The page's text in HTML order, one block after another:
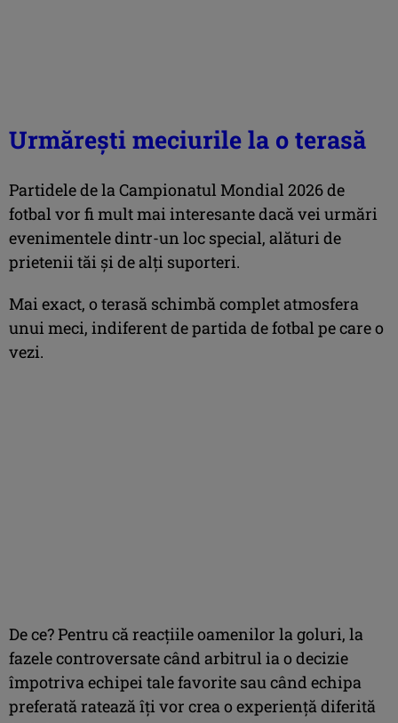
Urmărești meciurile la o terasă
Partidele de la Campionatul Mondial 2026 de
fotbal vor fi mult mai interesante dacă vei urmări
evenimentele dintr-un loc special, alături de
prietenii tăi și de alți suporteri.
Mai exact, o terasă schimbă complet atmosfera
unui meci, indiferent de partida de fotbal pe care o
vezi.
De ce? Pentru că reacțiile oamenilor la goluri, la
fazele controversate când arbitrul ia o decizie
împotriva echipei tale favorite sau când echipa
preferată ratează îți vor crea o experiență diferită